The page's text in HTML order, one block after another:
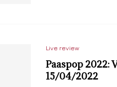
Live review
Paaspop 2022:
15/04/2022